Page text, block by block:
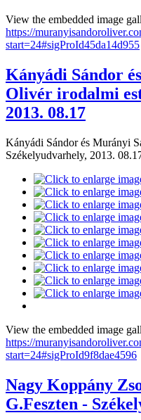
View the embedded image
https://
start=24#sigProId45da14d955
Kányádi Sándor
Olivér irodalmi
2013. 08.17
Kányádi Sándor és Murányi
Székelyudvarhely, 2013.
View the embedded image
https://
start=24#sigProId9f8dae4596
Nagy Koppány
G.Feszten -